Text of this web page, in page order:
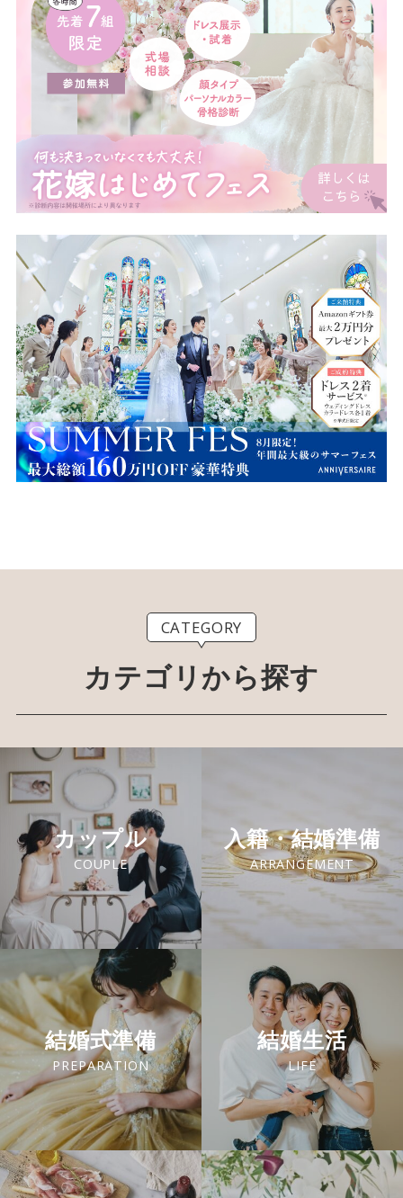
CATEGORY
カテゴリから探す
カップル
COUPLE
入籍・結婚準備
ARRANGEMENT
結婚式準備
PREPARATION
結婚生活
LIFE